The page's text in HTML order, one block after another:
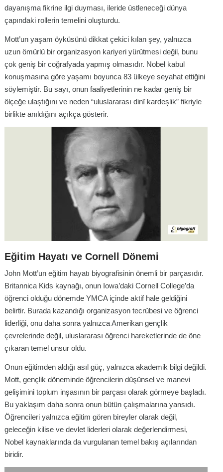
dayanışma fikrine ilgi duyması, ileride üstleneceği dünya
çapındaki rollerin temelini oluşturdu.
Mott’un yaşam öyküsünü dikkat çekici kılan şey, yalnızca
uzun ömürlü bir organizasyon kariyeri yürütmesi değil, bunu
çok geniş bir coğrafyada yapmış olmasıdır. Nobel kabul
konuşmasına göre yaşamı boyunca 83 ülkeye seyahat ettiğini
söylemiştir. Bu sayı, onun faaliyetlerinin ne kadar geniş bir
ölçeğe ulaştığını ve neden “uluslararası dinî kardeşlik” fikriyle
birlikte anıldığını açıkça gösterir.
Eğitim Hayatı ve Cornell Dönemi
John Mott’un eğitim hayatı biyografisinin önemli bir parçasıdır.
Britannica Kids kaynağı, onun Iowa’daki Cornell College’da
öğrenci olduğu dönemde YMCA içinde aktif hale geldiğini
belirtir. Burada kazandığı organizasyon tecrübesi ve öğrenci
liderliği, onu daha sonra yalnızca Amerikan gençlik
çevrelerinde değil, uluslararası öğrenci hareketlerinde de öne
çıkaran temel unsur oldu.
Onun eğitimden aldığı asıl güç, yalnızca akademik bilgi değildi.
Mott, gençlik döneminde öğrencilerin düşünsel ve manevi
gelişimini toplum inşasının bir parçası olarak görmeye başladı.
Bu yaklaşım daha sonra onun bütün çalışmalarına yansıdı.
Öğrencileri yalnızca eğitim gören bireyler olarak değil,
geleceğin kilise ve devlet liderleri olarak değerlendirmesi,
Nobel kaynaklarında da vurgulanan temel bakış açılarından
biridir.